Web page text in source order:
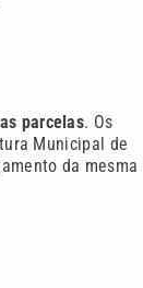
parcelas. Os
Municipal de
da mesma